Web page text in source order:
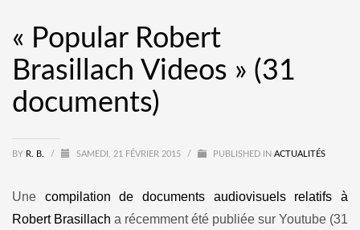
« Popular Robert
Brasillach Videos » (31
documents)
BY R. B. / SAMEDI, 21 FÉVRIER 2015 / PUBLISHED IN ACTUALITÉS
Une compilation de documents audiovisuels relatifs à
Robert Brasillach a récemment été publiée sur Youtube (31